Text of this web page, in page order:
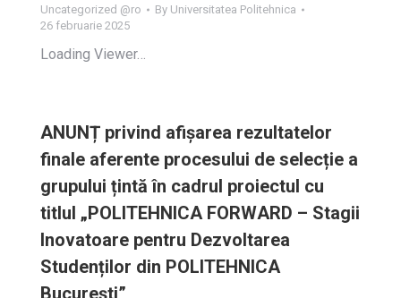
Uncategorized @ro By Universitatea Politehnica
26 februarie 2025
Loading Viewer…
ANUNȚ privind afișarea rezultatelor
finale aferente procesului de selecție a
grupului țintă în cadrul proiectul cu
titlul „POLITEHNICA FORWARD – Stagii
Inovatoare pentru Dezvoltarea
Studenților din POLITEHNICA
București”